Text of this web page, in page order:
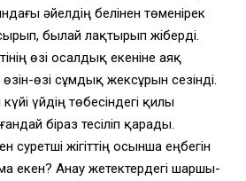
әйелдiң белiнен төменiрек
былай лақтырып жiбердi.
өзi осалдық екенiне аяқ
өзi сұмдық жексұрын сезiндi.
үйдiң төбесiндегi қилы
бiраз тесiлiп қарады.
суретшi жiгiттiң осынша еңбегiн
екен? Анау жетектердегi шаршы-